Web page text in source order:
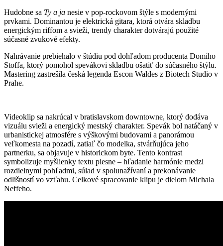
Hudobne sa Ty a ja nesie v pop-rockovom štýle s modernými
prvkami. Dominantou je elektrická gitara, ktorá otvára skladbu
energickým riffom a svieži, trendy charakter dotvárajú použité
súčasné zvukové efekty.
Nahrávanie prebiehalo v štúdiu pod dohľadom producenta Domiho
Stoffa, ktorý pomohol spevákovi skladbu ošatiť do súčasného štýlu.
Mastering zastrešila česká legenda Escon Waldes z Biotech Studio v
Prahe.
Videoklip sa nakrúcal v bratislavskom downtowne, ktorý dodáva
vizuálu svieži a energický mestský charakter. Spevák bol natáčaný v
urbanistickej atmosfére s výškovými budovami a panorámou
veľkomesta na pozadí, zatiaľ čo modelka, stvárňujúca jeho
partnerku, sa objavuje v historickom byte. Tento kontrast
symbolizuje myšlienky textu piesne – hľadanie harmónie medzi
rozdielnymi pohľadmi, súlad v spolunažívaní a prekonávanie
odlišností vo vzťahu. Celkové spracovanie klipu je dielom Michala
Neffeho.